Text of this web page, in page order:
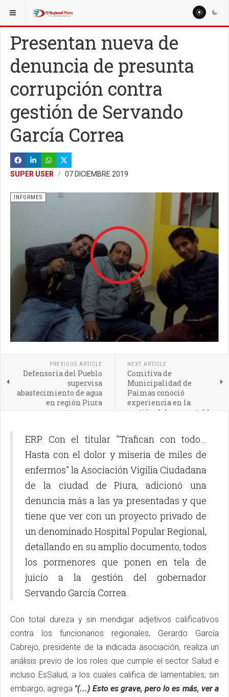
ESTÁ AQUÍ: ESPECIALES
Presentan nueva de
denuncia de presunta
corrupción contra
gestión de Servando
García Correa
SUPER USER 07 DICIEMBRE 2019
INFORMES
PREVIOUS ARTICLE
Defensoría del Pueblo
supervisa
abastecimiento de agua
en región Piura
NEXT ARTICLE
Comitiva de
Municipalidad de
Paimas conoció
experiencia en la
gestión del agua potable
ERP. Con el titular "Trafican con todo...
Hasta con el dolor y miseria de miles de
enfermos" la Asociación Vigilia Ciudadana
de la ciudad de Piura, adicionó una
denuncia más a las ya presentadas y que
tiene que ver con un proyecto privado de
un denominado Hospital Popular Regional,
detallando en su amplio documento, todos
los pormenores que ponen en tela de
juicio a la gestión del gobernador
Servando García Correa.
Con total dureza y sin mendigar adjetivos calificativos
contra los funcionarios regionales, Gerardo García
Cabrejo, presidente de la indicada asociación, realiza un
análisis previo de los roles que cumple el sector Salud e
incluso EsSalud, a los cuales califica de lamentables; sin
embargo, agrega "(...) Esto es grave, pero lo es más, ver a